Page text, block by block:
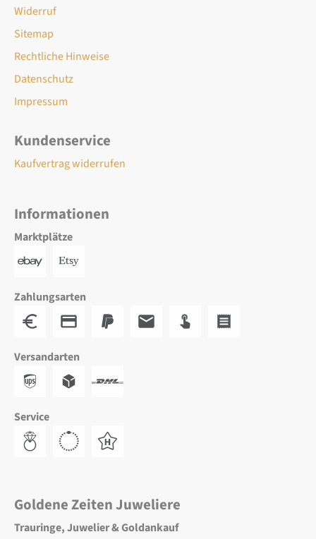
Widerruf
Sitemap
Rechtliche Hinweise
Datenschutz
Impressum
Kundenservice
Kaufvertrag widerrufen
Informationen
Marktplätze
Zahlungsarten
Versandarten
Service
Goldene Zeiten Juweliere
Trauringe, Juwelier & Goldankauf